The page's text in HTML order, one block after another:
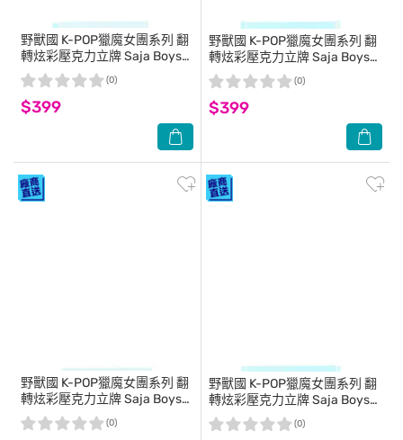
野獸國 K-POP獵魔女團系列 翻
轉炫彩壓克力立牌 Saja Boys
Mystery款
$399
(0)
野獸國 K-POP獵魔女團系列 翻
轉炫彩壓克力立牌 Saja Boys
Romance款
$399
(0)
野獸國 K-POP獵魔女團系列 翻
轉炫彩壓克力立牌 Saja Boys
Abby款
(0)
野獸國 K-POP獵魔女團系列 翻
轉炫彩壓克力立牌 Saja Boys
Jinu款
(0)